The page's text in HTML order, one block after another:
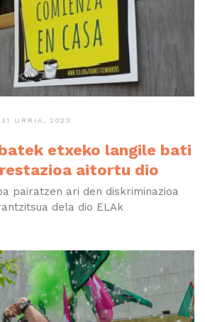
31 URRIA, 2023
etxeko langile bati
aitortu dio
pairatzen ari den diskriminazioa
dela dio ELAk